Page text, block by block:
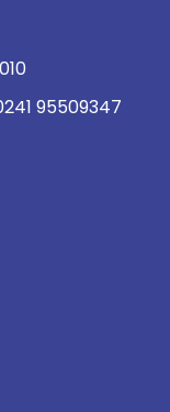
95509347